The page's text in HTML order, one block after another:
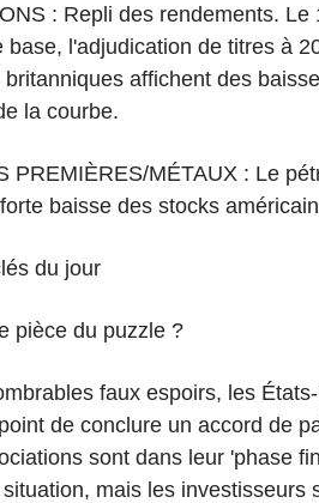
: Repli des rendements. Le
base, l'adjudication de titres à
britanniques affichent des
la courbe.
PREMIÈRES/MÉTAUX : Le
baisse des stocks
du jour
pièce du puzzle ?
faux espoirs, les
de conclure un accord de
sont dans leur 'phase
mais les investisseurs